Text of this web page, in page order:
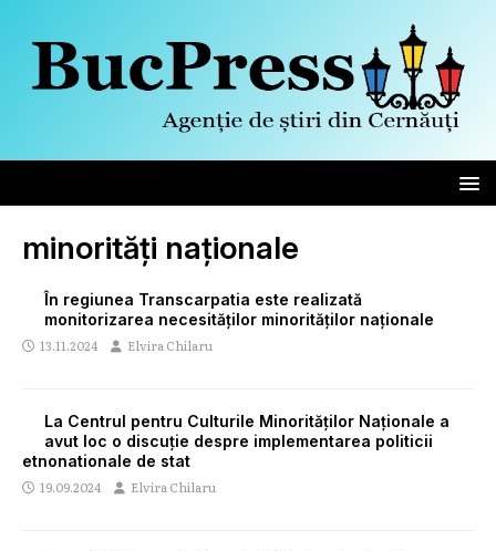
minorități naționale
În regiunea Transcarpatia este realizată
monitorizarea necesităților minorităților naționale
13.11.2024 Elvira Chilaru
La Centrul pentru Culturile Minorităților Naționale a
avut loc o discuție despre implementarea politicii
etnonationale de stat
19.09.2024 Elvira Chilaru